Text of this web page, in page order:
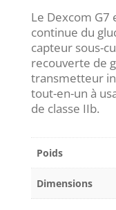
G7
Le Dexcom
continue du
capteur sous-
recouverte de
transmetteur
tout-en-un à
de classe IIb.
Poids
Dimensions